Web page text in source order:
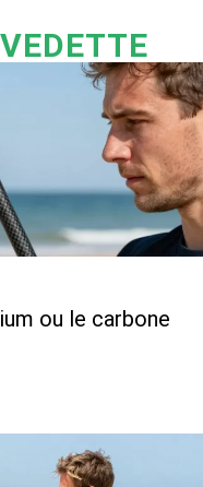
ou le carbone